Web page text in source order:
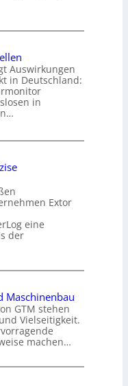
Auswirkungen
in Deutschland:
in
Extor
eine
der
Maschinenbau
GTM stehen
Vielseitigkeit.
machen…